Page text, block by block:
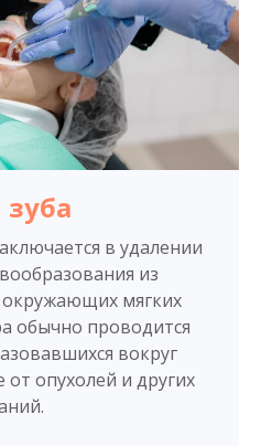
в удалении
из
мягких
обычно проводится
вокруг
от опухолей и других